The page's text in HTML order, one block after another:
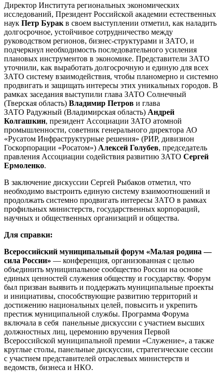
Директор Института региональных экономических
исследований, Президент Российской академии естественных
наук Петр Бурак в своем выступлении отметил, как наладить
долгосрочное, устойчивое сотрудничество между
руководством регионов, бизнес-структурами и ЗАТО, и
подчеркнул необходимость последовательного усиления
плановых инструментов в экономике. Представители ЗАТО
уточнили, как выработать долгосрочную и единую для всех
ЗАТО систему взаимодействия, чтобы планомерно и системно
продвигать и защищать интересы этих уникальных городов. В
рамках заседания выступили глава ЗАТО Солнечный
(Тверская область) Владимир Петров и глава
ЗАТО Радужный (Владимирская область) Андрей
Колгашкин, президент Ассоциации ЗАТО атомной
промышленности, советник генерального директора АО
«Русатом Инфраструктурные решения» (РИР, дивизион
Госкорпорации «Росатом») Алексей Голубев, председатель
правления Ассоциации содействия развитию ЗАТО Сергей
Ермоленко.
В заключение дискуссии Сергей Рыбаков отметил, что
необходимо выстроить единую систему взаимоотношений и
продолжать системно продвигать интересы ЗАТО в рамках
профильных министерств, государственных корпораций,
научных и общественных организаций и общества.
Для справки:
Всероссийский муниципальный форум «Малая родина —
сила России» — конференция, организованная с целью
объединить муниципальное сообщество России на основе
единых ценностей служения обществу и государству. Форум
был призван выявить и поддержать муниципальные проекты
и инициативы, способствующие развитию территорий и
достижению национальных целей, повысить и укрепить
престиж муниципальной службы. Программа Форума
включала в себя панельные дискуссии с участием высших
должностных лиц, церемонию вручения Первой
Всероссийской муниципальной премии «Служение», а также
круглые столы, панельные дискуссии, стратегические сессии
с участием представителей отраслевых министерств и
ведомств, бизнеса и НКО.